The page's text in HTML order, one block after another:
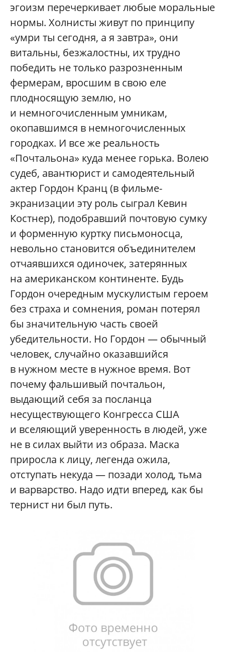
эгоизм перечеркивает любые моральные
нормы. Холнисты живут по принципу
«умри ты сегодня, а я завтра», они
витальны, безжалостны, их трудно
победить не только разрозненным
фермерам, вросшим в свою еле
плодносящую землю, но
и немногочисленным умникам,
окопавшимся в немногочисленных
городках. И все же реальность
«Почтальона» куда менее горька. Волею
судеб, авантюрист и самодеятельный
актер Гордон Кранц (в фильме-
экранизации эту роль сыграл Кевин
Костнер), подобравший почтовую сумку
и форменную куртку письмоносца,
невольно становится объединителем
отчаявшихся одиночек, затерянных
на американском континенте. Будь
Гордон очередным мускулистым героем
без страха и сомнения, роман потерял
бы значительную часть своей
убедительности. Но Гордон — обычный
человек, случайно оказавшийся
в нужном месте в нужное время. Вот
почему фальшивый почтальон,
выдающий себя за посланца
несуществующего Конгресса США
и вселяющий уверенность в людей, уже
не в силах выйти из образа. Маска
приросла к лицу, легенда ожила,
отступать некуда — позади холод, тьма
и варварство. Надо идти вперед, как бы
тернист ни был путь.